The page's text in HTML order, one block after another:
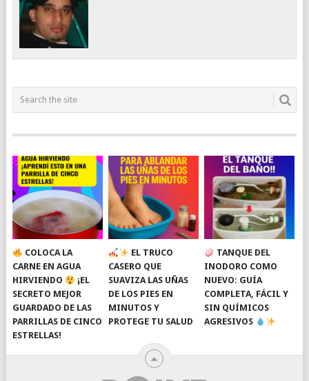
COLOCA LA
CARNE EN AGUA
HIRVIENDO
¡EL
SECRETO MEJOR
GUARDADO DE LAS
PARRILLAS DE CINCO
ESTRELLAS!
EL TRUCO
CASERO QUE
SUAVIZA LAS UÑAS
DE LOS PIES EN
MINUTOS Y
PROTEGE TU SALUD
TANQUE DEL
INODORO COMO
NUEVO: GUÍA
COMPLETA, FÁCIL Y
SIN QUÍMICOS
AGRESIVOS